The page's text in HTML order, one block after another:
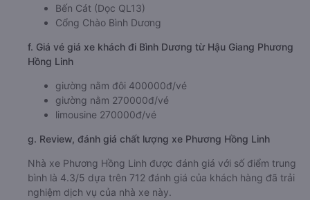
Bến Cát (Dọc QL13)
Cổng Chào Bình Dương
f. Giá vé giá xe khách đi Bình Dương từ Hậu Giang Phương
Hồng Linh
giường nằm đôi 400000đ/vé
giường nằm 270000đ/vé
limousine 270000đ/vé
g. Review, đánh giá chất lượng xe Phương Hồng Linh
Nhà xe Phương Hồng Linh được đánh giá với số điểm trung
bình là 4.3/5 dựa trên 712 đánh giá của khách hàng đã trải
nghiệm dịch vụ của nhà xe này.